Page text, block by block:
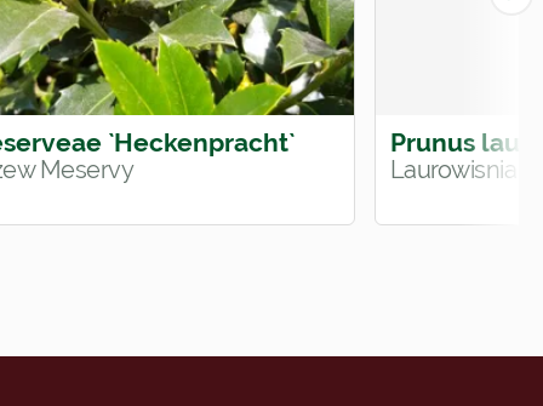
`Heckenpracht`
Meservy
Prunus
Laurowisnia